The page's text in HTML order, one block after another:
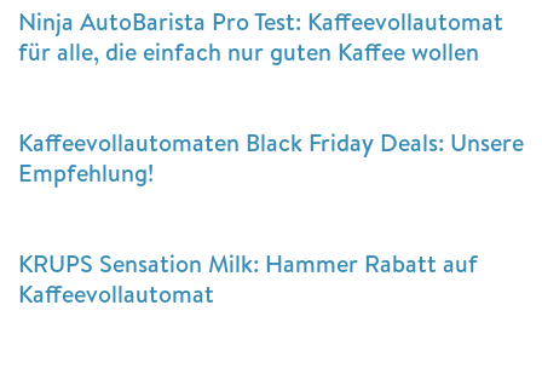
Ninja AutoBarista Pro Test: Kaffeevollautomat
für alle, die einfach nur guten Kaffee wollen
Kaffeevollautomaten Black Friday Deals: Unsere
Empfehlung!
KRUPS Sensation Milk: Hammer Rabatt auf
Kaffeevollautomat